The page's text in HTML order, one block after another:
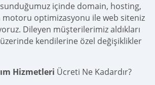
içinde domain, hosting,
motoru optimizasyonu ile web siteniz
Dileyen müşterilerimiz aldıkları
kendilerine özel değişiklikler
Hizmetleri Ücreti Ne Kadardır?